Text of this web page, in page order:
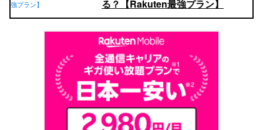
る？【Rakuten最強プラン】